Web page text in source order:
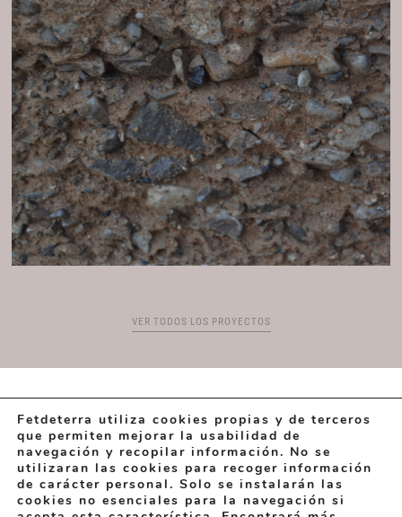
VER TODOS LOS PROYECTOS
©2026 FETDETERRA PROYECTOS Y PRODUCTOS INNOVADORES DE
TIERRA
Fetdeterra utiliza cookies propias y de terceros
que permiten mejorar la usabilidad de
navegación y recopilar información. No se
utilizaran las cookies para recoger información
de carácter personal. Solo se instalarán las
cookies no esenciales para la navegación si